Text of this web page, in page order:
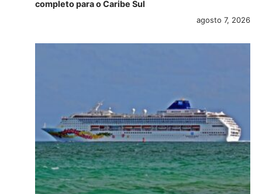
completo para o Caribe Sul
agosto 7, 2026